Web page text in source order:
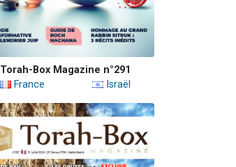
Torah-Box Magazine n°291
France
Israël